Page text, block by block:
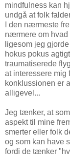
mindfulness kan
undgå at folk
I den nærmeste
nærmere om hvad
ligesom jeg
hokus pokus
traumatiserede
at interessere mig
konklussionen er
alligevel...
Jeg tænker, at
aspekt til mine
smerter eller folk
og som kan have
fordi de tænker